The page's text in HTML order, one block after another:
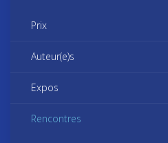
Prix
Auteur(e)s
Expos
Rencontres